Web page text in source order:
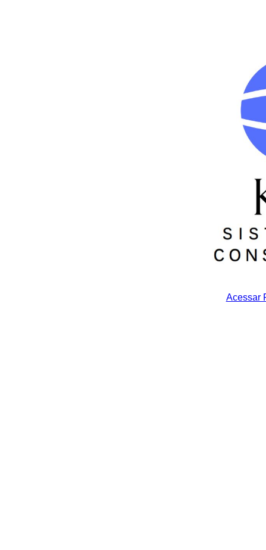
Acessar